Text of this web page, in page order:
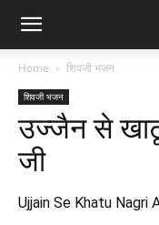
Bhajan
Lyrics
Home शिवजी भजन
शिवजी भजन
उज्जैन से
जी
Ujjain Se Khatu Nagri